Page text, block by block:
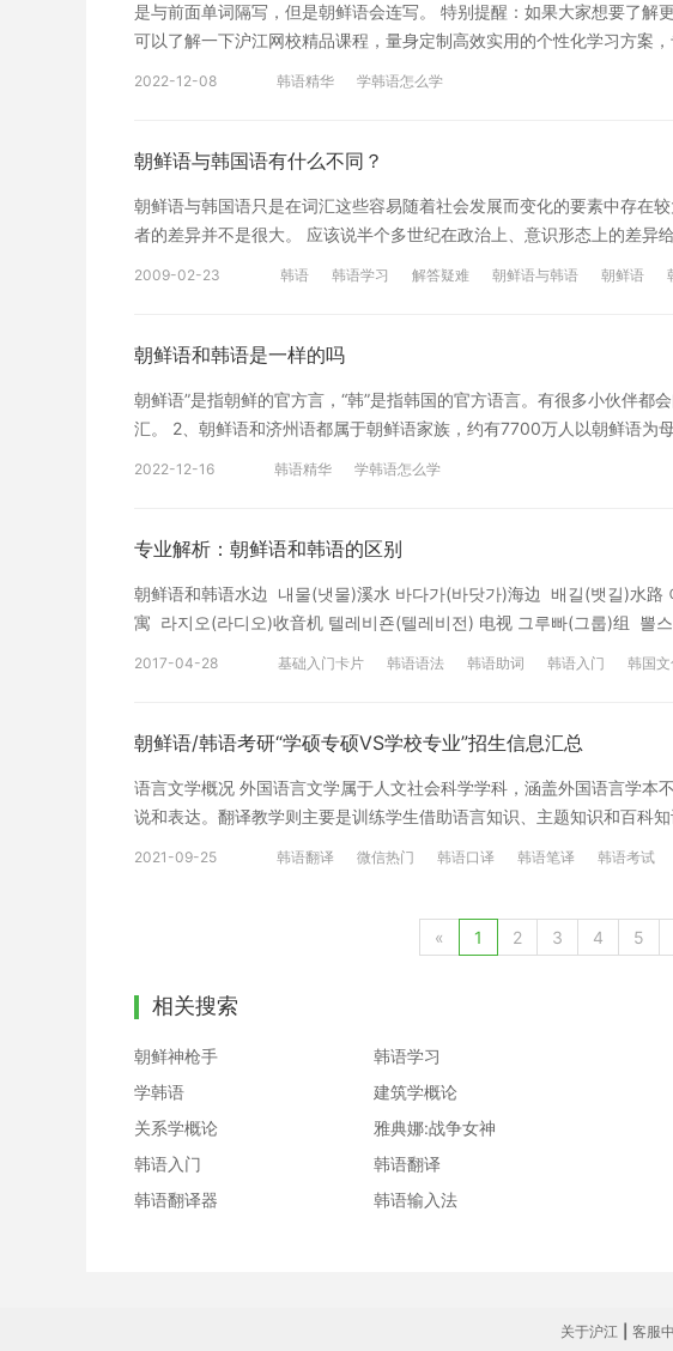
是与前面单词隔写，但是朝鲜语会连写。 特别提醒：如果大家想要了解
可以了解一下沪江网校精品课程，量身定制高效实用的个性化学习方案
2022-12-08 韩语精华 学韩语怎么学
朝鲜语与韩国语有什么不同？
朝鲜语与韩国语只是在词汇这些容易随着社会发展而变化的要素中存在
者的差异并不是很大。 应该说半个多世纪在政治上、意识形态上的差异
硬。 还有一点也明显不同，韩国语里面有“头音规则
2009-02-23 韩语 韩语学习 解答疑难 朝鲜语与韩语 朝鲜语
朝鲜语和韩语是一样的吗
朝鲜语”是指朝鲜的官方言，“韩”是指韩国的官方语言。有很多小伙伴都
汇。 2、朝鲜语和济州语都属于朝鲜语家族，约有7700万人以朝鲜语为
韩语 1. 了解韩语单词结构。 2. 学习韩语的发音。 3.多听韩语磁带。 4.
用的个性化学习方案，专属督导全程伴学。感兴趣的可以扫一扫下图定
韩语的区别。希望能够给学员带来帮助，想要了解更多韩语考试方面信
2022-12-16 韩语精华 学韩语怎么学
专业解析：朝鲜语和韩语的区别
朝鲜语和韩语水边 내물(냇물)溪水 바다가(바닷가)海边 배길(뱃길)水
寓 라지오(라디오)收音机 텔레비죤(텔레비전) 电视 그루빠(그룹)组 뽈
는 골(머리)이 좋다 我家孩子脑袋聪明 以上就是最常见的朝鲜语与韩语
想标准韩语发音和
2017-04-28 基础入门卡片 韩语语法 韩语助词 韩语入门 韩国
朝鲜语/韩语考研“学硕专硕VS学校专业”招生信息汇总
语言文学概况 外国语言文学属于人文社会科学学科，涵盖外国语言学本
说和表达。翻译教学则主要是训练学生借助语言知识、主题知识和百科
2021-09-25 韩语翻译 微信热门 韩语口译 韩语笔译 韩语考试
« 1 2 3 4 5
相关搜索
朝鲜神枪手
韩语学习
学韩语
建筑学概论
关系学概论
雅典娜:战争女神
韩语入门
韩语翻译
韩语翻译器
韩语输入法
关于沪江 客服